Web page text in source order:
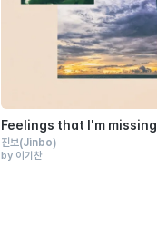
Feelings that I'm missing
진보(Jinbo)
by 이기찬